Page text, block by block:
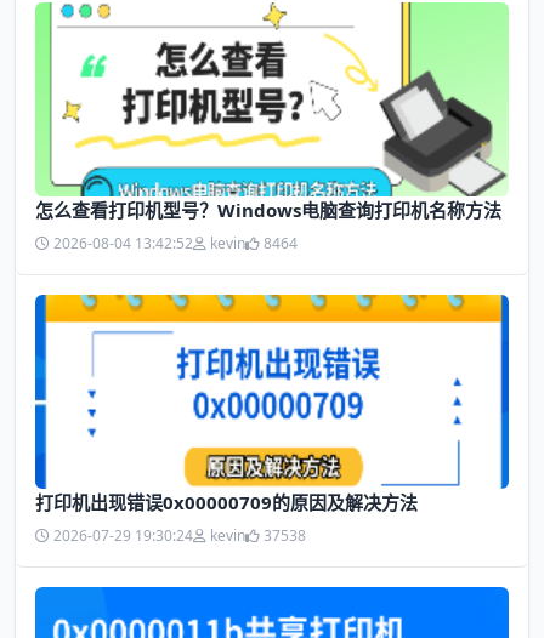
怎么查看打印机型号？Windows电脑查询打印机名称方法
2026-08-04 13:42:52 kevin 8464
打印机出现错误0x00000709的原因及解决方法
2026-07-29 19:30:24 kevin 37538